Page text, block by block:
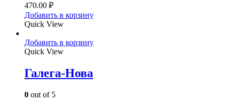
470.00 ₽
Добавить в корзину
Quick View
Добавить в корзину
Quick View
Галега-Нова
0 out of 5